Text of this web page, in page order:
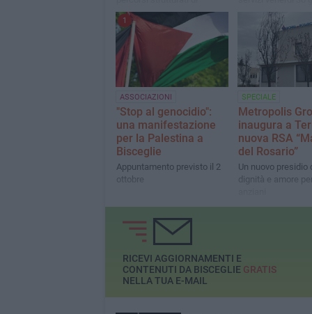
inclusione è una scelta di
equilibrio e stabilità per
l’intero territorio»
alle 11.30
1
ASSOCIAZIONI
"Stop al genocidio":
una manifestazione
per la Palestina a
Bisceglie
Appuntamento previsto il 2
ottobre
SPECIALE
Metropolis
inaugura a
nuova RSA
del Rosario”
Un nuovo presidio
dignità e amore
RICEVI AGGIORNAMENTI E
CONTENUTI DA BISCEGLIE GRATIS
NELLA TUA E-MAIL